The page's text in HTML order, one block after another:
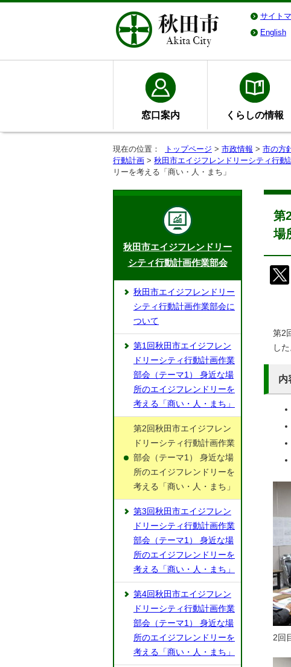
サイト
English
窓口案内 くらしの情報
現在の位置： トップページ > 市政情報 > 市の方
行動計画 > 秋田市エイジフレンドリーシティ行動
リーを考える「商い・人・まち」
第
場
第2
した
内
2回
秋田市エイジフレンドリー
シティ行動計画作業部会
秋田市エイジフレンドリー
シティ行動計画作業部会に
ついて
第1回秋田市エイジフレン
ドリーシティ行動計画作業
部会（テーマ1） 身近な場
所のエイジフレンドリーを
考える「商い・人・まち」
第2回秋田市エイジフレン
ドリーシティ行動計画作業
部会（テーマ1） 身近な場
所のエイジフレンドリーを
考える「商い・人・まち」
第3回秋田市エイジフレン
ドリーシティ行動計画作業
部会（テーマ1） 身近な場
所のエイジフレンドリーを
考える「商い・人・まち」
第4回秋田市エイジフレン
ドリーシティ行動計画作業
部会（テーマ1） 身近な場
所のエイジフレンドリーを
考える「商い・人・まち」